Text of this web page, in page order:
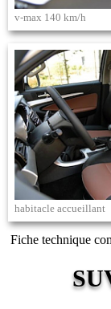
v-max 140 km/h
habitacle accueillant
Fiche technique